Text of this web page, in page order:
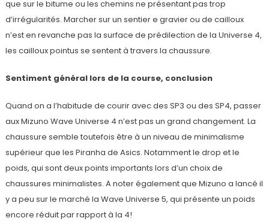
que sur le bitume ou les chemins ne présentant pas trop
d’irrégularités. Marcher sur un sentier e gravier ou de cailloux
n’est en revanche pas la surface de prédilection de la Universe 4,
les cailloux pointus se sentent à travers la chaussure.
Sentiment général lors de la course, conclusion
Quand on a l’habitude de courir avec des SP3 ou des SP4, passer
aux Mizuno Wave Universe 4 n’est pas un grand changement. La
chaussure semble toutefois être à un niveau de minimalisme
supérieur que les Piranha de Asics. Notamment le drop et le
poids, qui sont deux points importants lors d’un choix de
chaussures minimalistes. A noter également que Mizuno a lancé il
y a peu sur le marché la Wave Universe 5, qui présente un poids
encore réduit par rapport à la 4!